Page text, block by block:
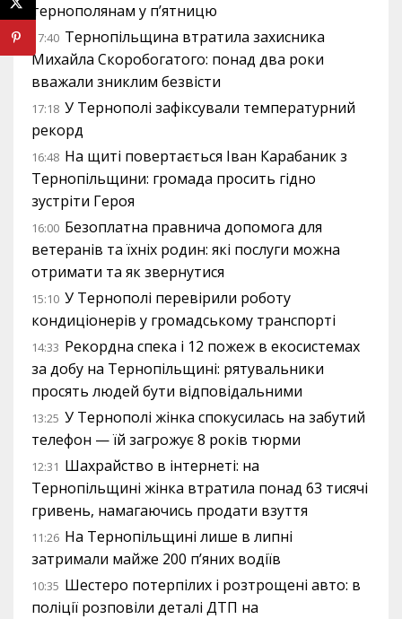
тернополянам у п’ятницю
17:40 Тернопільщина втратила захисника
Михайла Скоробогатого: понад два роки
вважали зниклим безвісти
17:18 У Тернополі зафіксували температурний
рекорд
16:48 На щиті повертається Іван Карабаник з
Тернопільщини: громада просить гідно
зустріти Героя
16:00 Безоплатна правнича допомога для
ветеранів та їхніх родин: які послуги можна
отримати та як звернутися
15:10 У Тернополі перевірили роботу
кондиціонерів у громадському транспорті
14:33 Рекордна спека і 12 пожеж в екосистемах
за добу на Тернопільщині: рятувальники
просять людей бути відповідальними
13:25 У Тернополі жінка спокусилась на забутий
телефон — їй загрожує 8 років тюрми
12:31 Шахрайство в інтернеті: на
Тернопільщині жінка втратила понад 63 тисячі
гривень, намагаючись продати взуття
11:26 На Тернопільщині лише в липні
затримали майже 200 п’яних водіїв
10:35 Шестеро потерпілих і розтрощені авто: в
поліції розповіли деталі ДТП на